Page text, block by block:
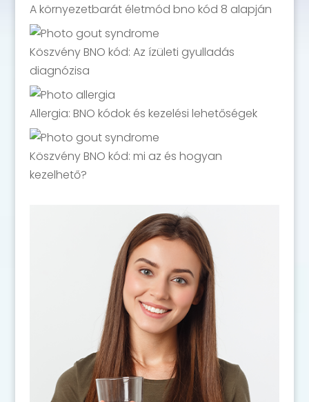
A környezetbarát életmód bno kód 8 alapján
Köszvény BNO kód: Az ízületi gyulladás
diagnózisa
Allergia: BNO kódok és kezelési lehetőségek
Köszvény BNO kód: mi az és hogyan
kezelhető?